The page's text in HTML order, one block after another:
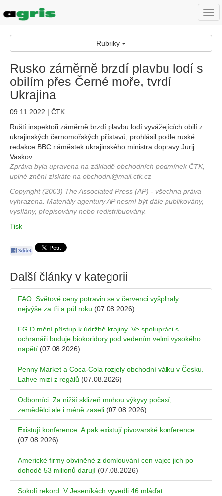
Rubriky
Rusko záměrně brzdí plavbu lodí s
obilím přes Černé moře, tvrdí
Ukrajina
09.11.2022 | ČTK
Ruští inspektoři záměrně brzdí plavbu lodí vyvážejících obilí z
ukrajinských černomořských přístavů, prohlásil podle ruské
redakce BBC náměstek ukrajinského ministra dopravy Jurij
Vaskov.
Zpráva byla upravena na základě obchodních podmínek ČTK,
uplné znění získáte na obchodni@mail.ctk.cz
Copyright (2003) The Associated Press (AP) - všechna práva
vyhrazena. Materiály agentury AP nesmí být dále publikovány,
vysílány, přepisovány nebo redistribuovány.
Tisk
Další články v kategorii
FAO: Světové ceny potravin se v červenci vyšplhaly
nejvýše za tři a půl roku (07.08.2026)
EG.D mění přístup k údržbě krajiny. Ve spolupráci s
ochranáři buduje biokoridory pod vedením velmi vysokého
napětí (07.08.2026)
Penny Market a Coca-Cola rozjely obchodní válku v Česku.
Lahve mizí z regálů (07.08.2026)
Odborníci: Za nižší sklizeň mohou výkyvy počasí,
zemědělci ale i méně zaseli (07.08.2026)
Existují konference. A pak existují pivovarské konference.
(07.08.2026)
Americké firmy obviněné z domlouvání cen vajec jich po
dohodě 53 milionů darují (07.08.2026)
Sokolí rekord: V Jeseníkách vyvedli 46 mláďat